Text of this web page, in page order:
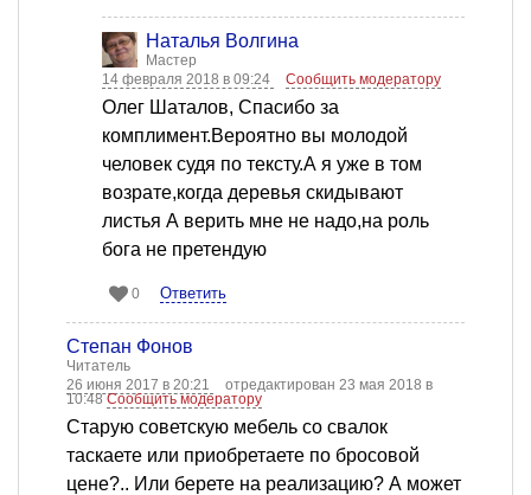
Наталья Волгина
Мастер
14 февраля 2018 в 09:24
Сообщить модератору
Олег Шаталов, Спасибо за
комплимент.Вероятно вы молодой
человек судя по тексту.А я уже в том
возрате,когда деревья скидывают
листья А верить мне не надо,на роль
бога не претендую
0 Ответить
Степан Фонов
Читатель
26 июня 2017 в 20:21
отредактирован 23 мая 2018 в
10:48Сообщить модератору
Старую советскую мебель со свалок
таскаете или приобретаете по бросовой
цене?.. Или берете на реализацию? А может